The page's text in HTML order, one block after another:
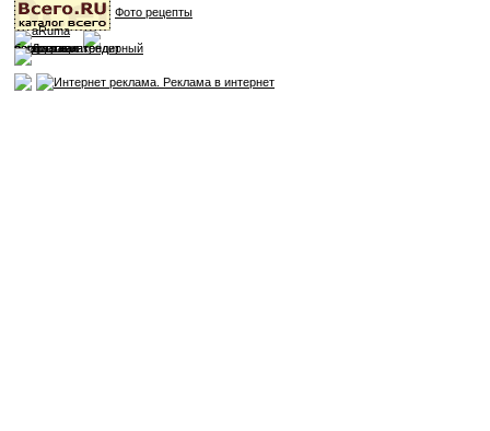
Фото рецепты